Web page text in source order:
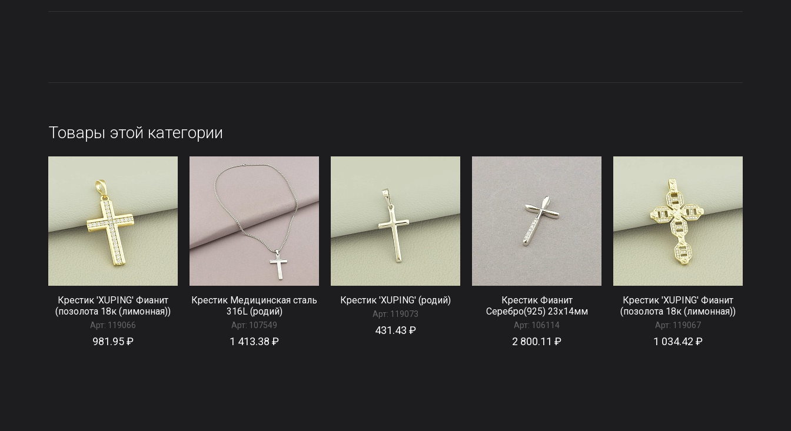
Товары этой категории
Крестик 'XUPING' Фианит
(позолота 18к (лимонная))
Арт: 119066
981.95 ₽
Крестик Медицинская сталь
316L (родий)
Арт: 107549
1 413.38 ₽
Крестик 'XUPING' (родий)
Арт: 119073
431.43 ₽
Крестик Фианит
Серебро(925) 23х14мм
Арт: 106114
2 800.11 ₽
Крестик 'XUPING' Фианит
(позолота 18к (лимонная))
Арт: 119067
1 034.42 ₽